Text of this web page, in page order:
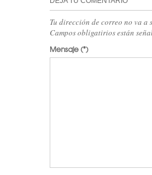
Tu dirección de correo no va a
Campos obligatirios están
Mensaje(*)